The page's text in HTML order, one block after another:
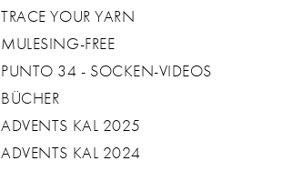
TRACE YOUR YARN
MULESING-FREE
PUNTO 34 - SOCKEN-VIDEOS
BÜCHER
ADVENTS KAL 2025
ADVENTS KAL 2024